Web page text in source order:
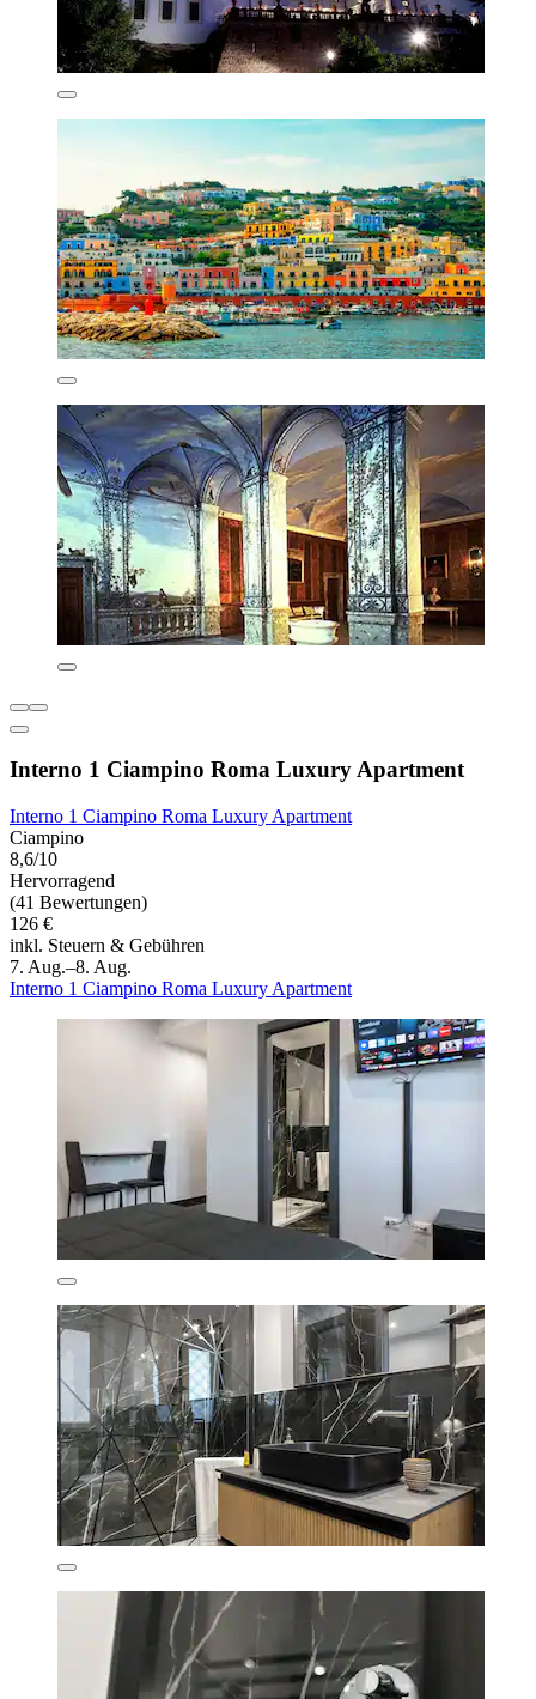
Interno 1 Ciampino Roma Luxury Apartment
Interno 1 Ciampino Roma Luxury Apartment
Ciampino
8,6/10
Hervorragend
(41 Bewertungen)
126 €
inkl. Steuern & Gebühren
7. Aug.–8. Aug.
Interno 1 Ciampino Roma Luxury Apartment